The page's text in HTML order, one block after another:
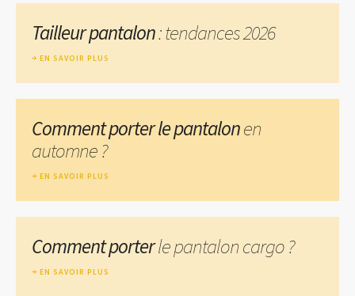
Tailleur pantalon: tendances 2026
EN SAVOIR PLUS
Comment porter le pantalonen
automne ?
EN SAVOIR PLUS
Comment porterle pantalon cargo ?
EN SAVOIR PLUS